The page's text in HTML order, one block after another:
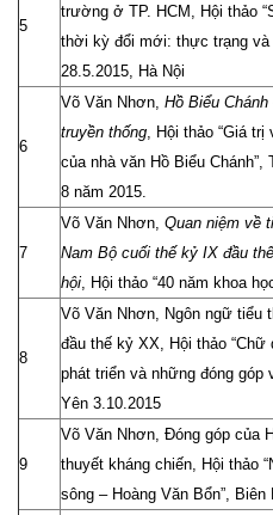
5
trường ở TP. HCM, Hội thảo
thời kỳ đổi mới: thực trạng và
28.5.2015, Hà Nội
6
Võ Văn Nhơn, Hồ Biểu
truyền thống , Hội thảo “Giá
của nhà văn Hồ Biểu
8 năm 2015.
7
Võ Văn Nhơn, Quan niệm về
Nam Bộ cuối thế kỷ IX đầu
hội , Hội thảo “40 năm khoa
8
Võ Văn Nhơn, Ngôn ngữ tiểu
đầu thế kỷ XX, Hội thảo
phát triển và những đóng góp
Yên 3.10.2015
9
Võ Văn Nhơn, Đóng góp của
thuyết kháng chiến, Hội thảo
sông – Hoàng Văn Bổn”, Biên